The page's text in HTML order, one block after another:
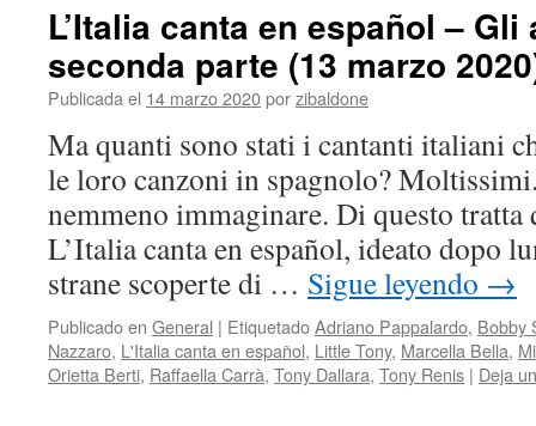
L’Italia canta en español –
seconda parte (13 marzo
Publicada el 14 marzo 2020porzibaldone
Ma quanti sono stati i cantanti italiani
le loro canzoni in spagnolo?
nemmeno immaginare. Di questo tratta
L’Italia canta en español, ideato dopo
strane scoperte di … Sigue leyendo →
Publicado en General | EtiquetadoAdriano Pappalardo, Bobby
Nazzaro, L'Italia canta en español, Little Tony, Marcella Bella,
Orietta Berti, Raffaella Carrà, Tony Dallara, Tony Renis | Deja